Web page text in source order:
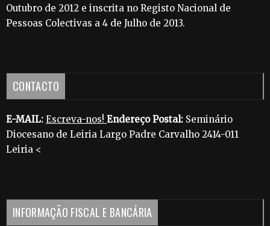
Outubro de 2012 e inscrita no Registo Nacional de
Pessoas Colectivas a 4 de Julho de 2013.
CONTACTO
E-MAIL: Escreva-nos! Endereço Postal: Seminário
Diocesano de Leiria Largo Padre Carvalho 2414-011
Leiria <
INFORMAÇÃO FISCAL E BANCÁRIA